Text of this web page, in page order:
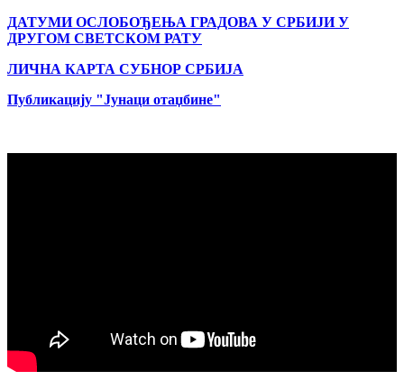
ДАТУМИ ОСЛОБОЂЕЊА ГРАДОВА У СРБИЈИ У
ДРУГОМ СВЕТСКОМ РАТУ
ЛИЧНА КАРТА СУБНОР СРБИЈА
Публикацију "Јунаци отаџбине"